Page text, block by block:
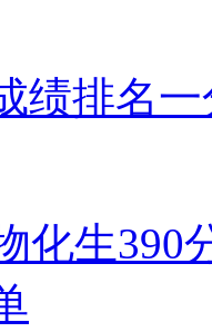
绩排名
化生390